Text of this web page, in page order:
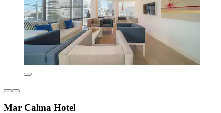
Mar Calma Hotel